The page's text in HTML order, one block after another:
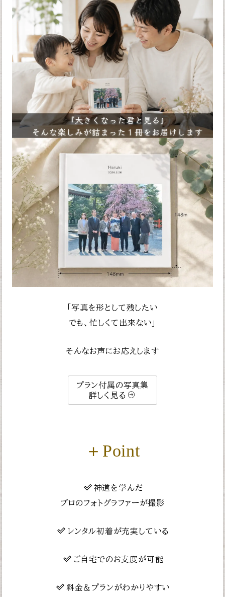
「写真を形として残したい
でも、忙しくて出来ない」
そんなお声にお応えします
プラン付属の写真集
詳しく見る
＋Point
神道を学んだ
プロのフォトグラファーが撮影
レンタル初着が充実している
ご自宅でのお支度が可能
料金＆プランがわかりやすい